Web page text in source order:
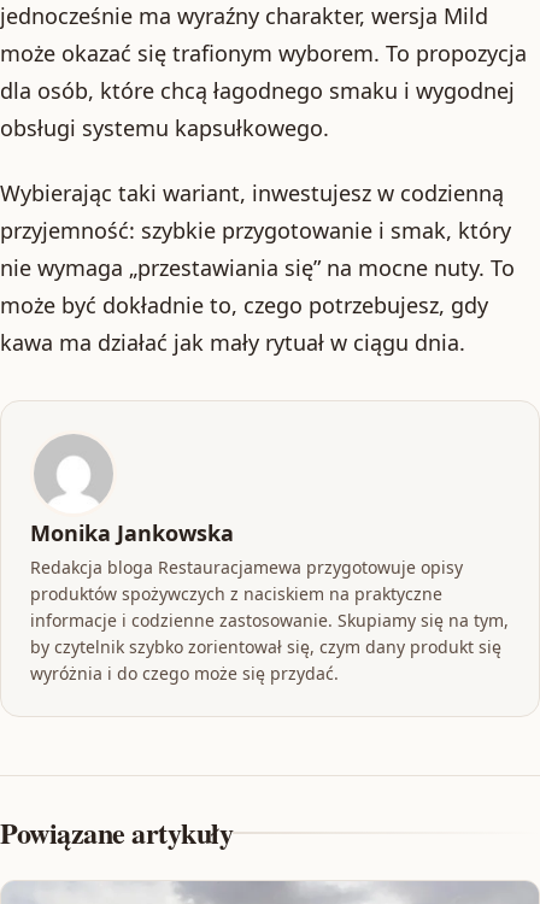
jednocześnie ma wyraźny charakter, wersja Mild
może okazać się trafionym wyborem. To propozycja
dla osób, które chcą łagodnego smaku i wygodnej
obsługi systemu kapsułkowego.
Wybierając taki wariant, inwestujesz w codzienną
przyjemność: szybkie przygotowanie i smak, który
nie wymaga „przestawiania się” na mocne nuty. To
może być dokładnie to, czego potrzebujesz, gdy
kawa ma działać jak mały rytuał w ciągu dnia.
Monika Jankowska
Redakcja bloga Restauracjamewa przygotowuje opisy
produktów spożywczych z naciskiem na praktyczne
informacje i codzienne zastosowanie. Skupiamy się na tym,
by czytelnik szybko zorientował się, czym dany produkt się
wyróżnia i do czego może się przydać.
Powiązane artykuły